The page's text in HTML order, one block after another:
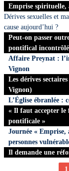
Emprise spirituelle,
Dérives sexuelles et
cause aujourd’hui ?
Peut-on passer
pontifical
Affaire Preynat :
Vignon
Les dérives
Vignon)
L’Église ébranlée :
« Il faut accepter le
pontificale »
Journée «
personnes
Il demande une
1